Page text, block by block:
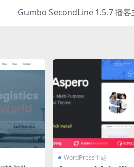
Gumbo SecondLine 1.5.7 播客
WordPress主题